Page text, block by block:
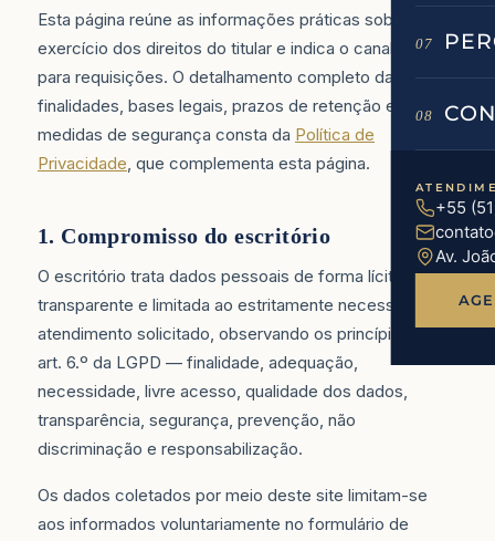
07
08
+55
Av.
Esta página reúne as informações práticas sobre o
exercício dos direitos do titular e indica o canal oficial
para requisições. O detalhamento completo das
finalidades, bases legais, prazos de retenção e
medidas de segurança consta da Política de
Privacidade, que complementa esta página.
1. Compromisso do escritório
O escritório trata dados pessoais de forma lícita,
transparente e limitada ao estritamente necessário ao
atendimento solicitado, observando os princípios do
art. 6.º da LGPD — finalidade, adequação,
necessidade, livre acesso, qualidade dos dados,
transparência, segurança, prevenção, não
discriminação e responsabilização.
Os dados coletados por meio deste site limitam-se
aos informados voluntariamente no formulário de